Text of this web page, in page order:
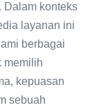
Dalam konteks
layanan ini
berbagai
memilih
kepuasan
sebuah